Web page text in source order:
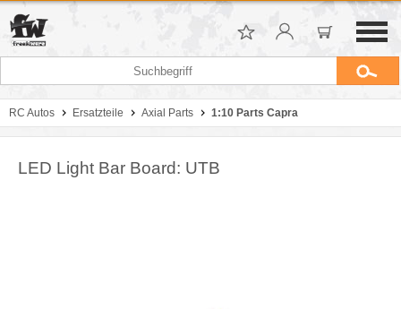
RC Autos Ersatzteile Axial Parts 1:10 Parts Capra
LED Light Bar Board: UTB